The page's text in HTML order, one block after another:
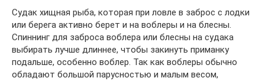
Судак хищная рыба, которая при ловле в заброс с лодки
или берега активно берет и на воблеры и на блесны.
Спиннинг для заброса воблера или блесны на судака
выбирать лучше длиннее, чтобы закинуть приманку
подальше, особенно воблер. Так как воблеры обычно
обладают большой парусностью и малым весом,